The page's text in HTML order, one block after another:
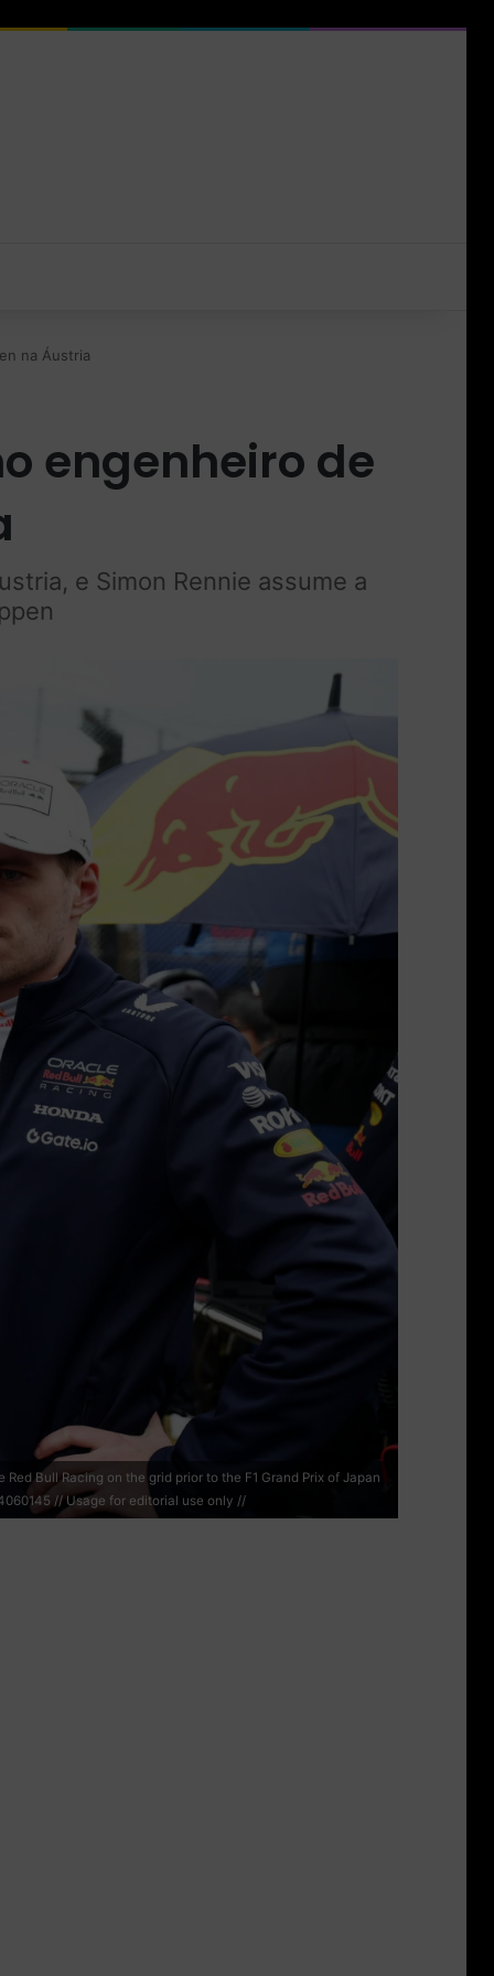
na Áustria
engenheiro de
e Simon Rennie assume a
Bull Racing on the grid prior to the F1 Grand Prix of Japan
// Usage for editorial use only //